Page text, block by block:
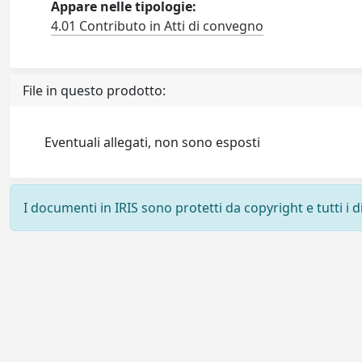
Appare nelle tipologie:
4.01 Contributo in Atti di convegno
File in questo prodotto:
Eventuali allegati, non sono esposti
I documenti in IRIS sono protetti da copyright e tutti i